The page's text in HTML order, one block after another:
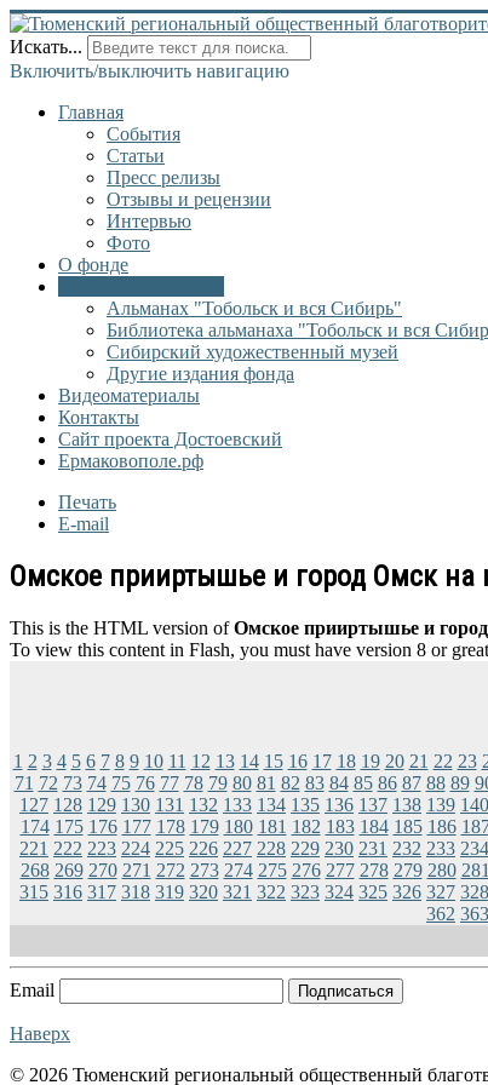
Искать...
Включить/выключить навигацию
Главная
События
Статьи
Пресс релизы
Отзывы и рецензии
Интервью
Фото
О фонде
Альманах "Тобольск и вся Сибирь"
Библиотека альманаха "Тобольск и вся
Сибирский художественный музей
Другие издания фонда
Видеоматериалы
Контакты
Сайт проекта Достоевский
Ермаковополе.рф
Печать
E-mail
Омское прииртышье и город Омск на
This is the HTML version ofОмское прииртышье и город
To view this content in Flash, you must have version 8 or
1 2 3 4 5 6 7 8 9 10 11 12 13 14 15 16 17 18 19 20 21 22 23
71 72 73 74 75 76 77 78 79 80 81 82 83 84 85 86 87 88 89
127 128 129 130 131 132 133 134 135 136 137 138 139 140
174 175 176 177 178 179 180 181 182 183 184 185 186
221 222 223 224 225 226 227 228 229 230 231 232 233 234
268 269 270 271 272 273 274 275 276 277 278 279 280 281
315 316 317 318 319 320 321 322 323 324 325 326 327 328
362 363
Email Подписаться
Наверх
© 2026 Тюменский региональный общественный